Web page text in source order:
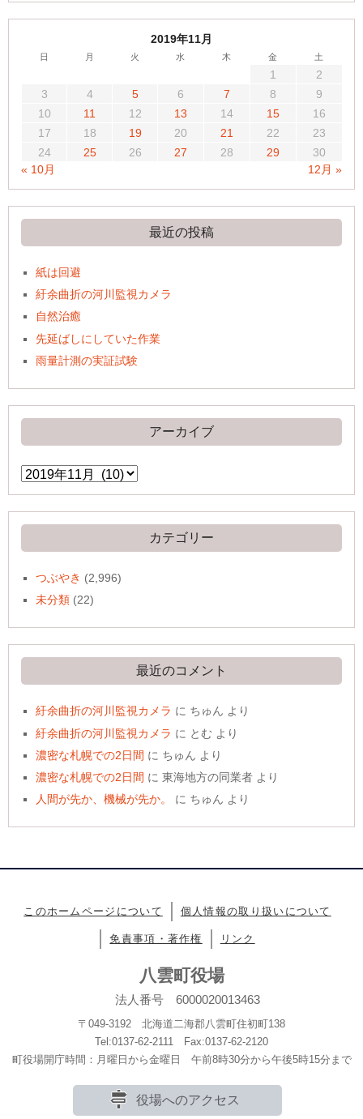
2019年11月
日 月 火 水 木 金 土
1
2
3
4 5 6 7 8
9
10
11 12 13 14 15
16
17
18 19 20 21 22
23
24
25 26 27 28 29
30
« 10月
12月 »
最近の投稿
紙は回避
紆余曲折の河川監視カメラ
自然治癒
先延ばしにしていた作業
雨量計測の実証試験
アーカイブ
ア
ー
イ
ブ
カテゴリー
つぶやき (2,996)
未分類 (22)
最近のコメント
紆余曲折の河川監視カメラ に ちゅん より
紆余曲折の河川監視カメラ に とむ より
濃密な札幌での2日間 に ちゅん より
濃密な札幌での2日間 に東海地方の同業者 より
人間が先か、機械が先か。
に ちゅん より
このホームページについて 個人情報の取り扱いについて
免責事項・著作権 リンク
八雲町役場
法人番号 6000020013463
〒049-3192 北海道二海郡八雲町住初町138
Tel:0137-62-2111 Fax:0137-62-2120
町役場開庁時間：月曜日から金曜日 午前8時30分から午後5時15分まで
役場へのアクセス